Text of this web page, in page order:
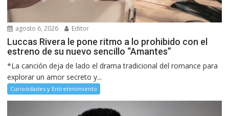
agosto 6, 2026 Editor
Luccas Rivera le pone ritmo a lo prohibido con el
estreno de su nuevo sencillo “Amantes”
*La canción deja de lado el drama tradicional del romance para
explorar un amor secreto y...
Curiosidades y Entretenimiento